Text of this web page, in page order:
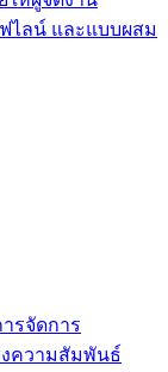
ไลน์ และแบบผสม
รจัดการ
งความสัมพันธ์